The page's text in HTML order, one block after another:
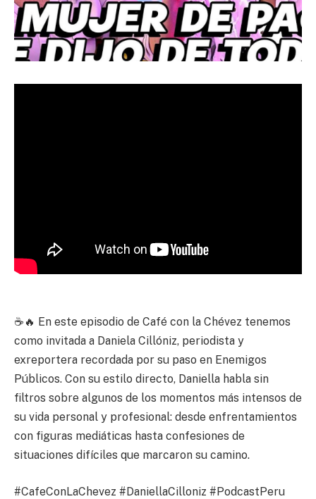
☕🔥 En este episodio de Café con la Chévez tenemos
como invitada a Daniela Cillóniz, periodista y
exreportera recordada por su paso en Enemigos
Públicos. Con su estilo directo, Daniella habla sin
filtros sobre algunos de los momentos más intensos de
su vida personal y profesional: desde enfrentamientos
con figuras mediáticas hasta confesiones de
situaciones difíciles que marcaron su camino.
#CafeConLaChevez #DaniellaCilloniz #PodcastPeru